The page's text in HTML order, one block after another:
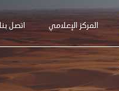
المركز الإعلامي اتصل بنا